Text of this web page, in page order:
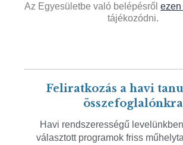
Az Egyesületbe való belépésről ezen
tájékozódni.
Feliratkozás a havi
összefoglalónkra
Havi rendszerességű
választott programok friss